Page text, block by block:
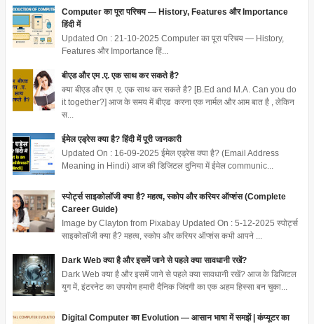
Computer का पूरा परिचय — History, Features और Importance
हिंदी में
Updated On : 21-10-2025 Computer का पूरा परिचय — History,
Features और Importance हिं...
बीएड और एम .ए. एक साथ कर सकते है?
क्या बीएड और एम .ए. एक साथ कर सकते है? [B.Ed and M.A. Can you do
it together?] आज के समय में बीएड करना एक नार्मल और आम बात है , लेकिन
स...
ईमेल एड्रेस क्या है? हिंदी में पूरी जानकारी
Updated On : 16-09-2025 ईमेल एड्रेस क्या है? (Email Address
Meaning in Hindi) आज की डिजिटल दुनिया में ईमेल communic...
स्पोर्ट्स साइकोलॉजी क्या है? महत्व, स्कोप और करियर ऑप्शंस (Complete
Career Guide)
Image by Clayton from Pixabay Updated On : 5-12-2025 स्पोर्ट्स
साइकोलॉजी क्या है? महत्व, स्कोप और करियर ऑप्शंस कभी आपने ...
Dark Web क्या है और इसमें जाने से पहले क्या सावधानी रखें?
Dark Web क्या है और इसमें जाने से पहले क्या सावधानी रखें? आज के डिजिटल
युग में, इंटरनेट का उपयोग हमारी दैनिक जिंदगी का एक अहम हिस्सा बन चुका...
Digital Computer का Evolution — आसान भाषा में समझें | कंप्यूटर का